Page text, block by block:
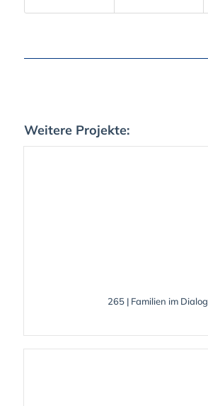
Weitere Projekte:
265 | Familien im Dialog